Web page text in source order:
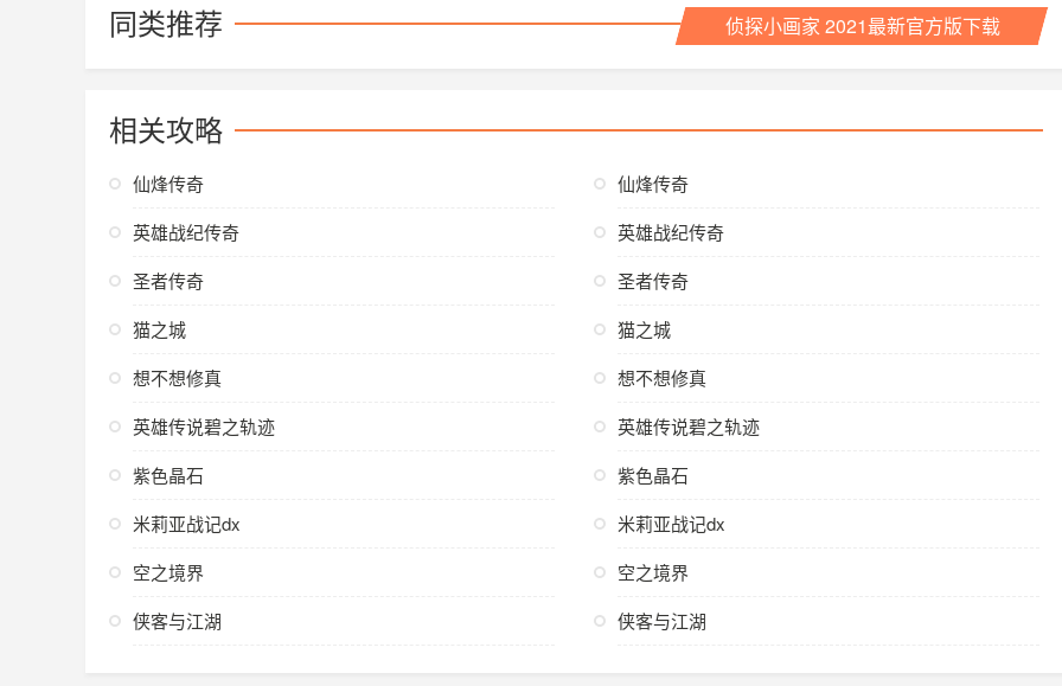
同类推荐 侦探小画家 2021最新官方版下载
相关攻略
仙烽传奇
英雄战纪传奇
圣者传奇
猫之城
想不想修真
英雄传说碧之轨迹
紫色晶石
米莉亚战记dx
空之境界
侠客与江湖
仙烽传奇
英雄战纪传奇
圣者传奇
猫之城
想不想修真
英雄传说碧之轨迹
紫色晶石
米莉亚战记dx
空之境界
侠客与江湖